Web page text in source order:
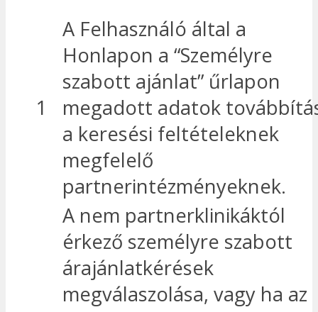
1
A Felhasználó által a
Honlapon a “Személyre
szabott ajánlat” űrlapon
megadott adatok
a keresési feltételeknek
megfelelő
partnerintézményeknek.
A nem partnerklinikáktól
érkező személyre szabott
árajánlatkérések
megválaszolása, vagy ha az